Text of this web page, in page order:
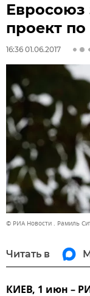
Евросоюз
проект
16:36 01.06.2017
© РИА Новости . Рамиль
Читать в
КИЕВ, 1 июн –